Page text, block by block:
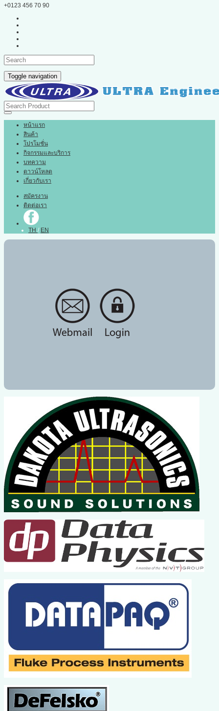
+0123 456 70 90
Toggle navigation
หน้าแรก
สินค้า
โปรโมชั่น
กิจกรรมและบริการ
บทความ
ดาวน์โหลด
เกี่ยวกับเรา
สมัครงาน
ติดต่อเรา
TH / EN